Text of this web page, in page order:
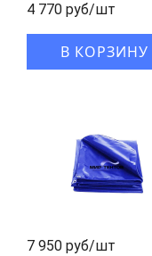
4 770 руб/шт
В КОРЗИНУ
7 950 руб/шт